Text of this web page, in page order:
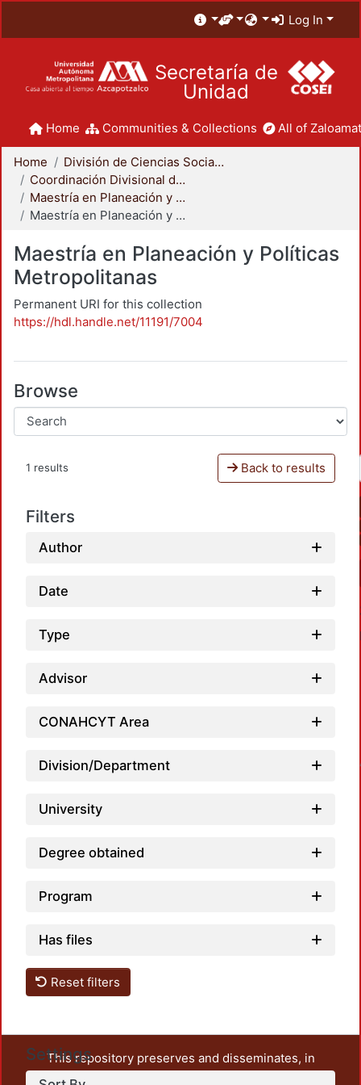
Log In
Secretaría de
Unidad
Home Communities & Collections All of
Home
División de Ciencias Sociales y Humanidades
Coordinación Divisional de Posgrado
Maestría en Planeación y Políticas Metropolitanas
Maestría en Planeación y Políticas Metropolitanas
Maestría en Planeación y Políticas
Metropolitanas
Permanent URI for this collection
https://hdl.handle.net/11191/7004
Browse
1 results Back to results
Filters
Author
Date
Type
Advisor
CONAHCYT Area
Division/Department
University
Degree obtained
Program
Has files
Reset filters
Settings
This repository preserves and disseminates, in
unrestricted open access, the teaching and research